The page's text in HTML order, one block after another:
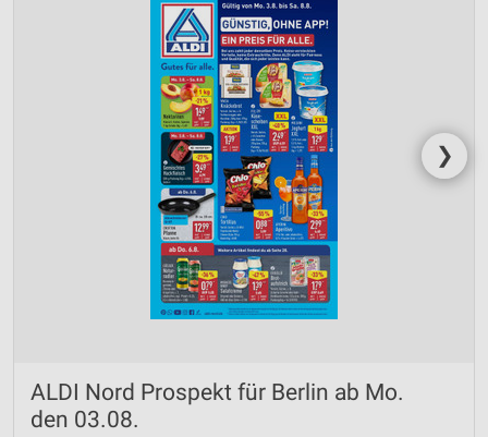
❯
ALDI Nord Prospekt für Berlin ab Mo.
den 03.08.